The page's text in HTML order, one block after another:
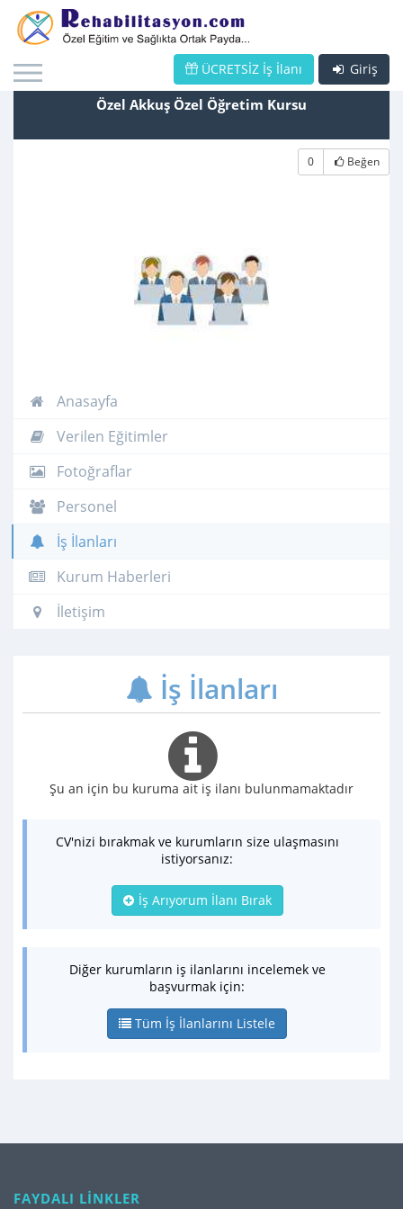
Giriş
ÜCRETSİZ İş İlanı
Özel Akkuş Özel Öğretim Kursu
0 Beğen
Anasayfa
Verilen Eğitimler
Fotoğraflar
Personel
İş İlanları
Kurum Haberleri
İletişim
İş İlanları
Şu an için bu kuruma ait iş ilanı bulunmamaktadır
CV'nizi bırakmak ve kurumların size ulaşmasını
istiyorsanız:
İş Arıyorum İlanı Bırak
Diğer kurumların iş ilanlarını incelemek ve
başvurmak için:
Tüm İş İlanlarını Listele
FAYDALI LİNKLER